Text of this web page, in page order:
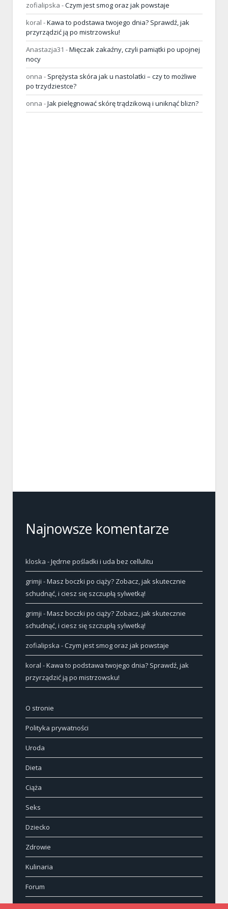
zofialipska -Czym jest smog oraz jak powstaje
koral -Kawa to podstawa twojego dnia? Sprawdź, jak
przyrządzić ją po mistrzowsku!
Anastazja31 -Mięczak zakaźny, czyli pamiątki po upojnej
nocy
onna - Sprężysta skóra jak u nastolatki – czy to możliwe
po trzydziestce?
onna -Jak pielęgnować skórę trądzikową i uniknąć blizn?
Najnowsze komentarze
kloska -Jędrne pośladki i uda bez cellulitu
grimji -Masz boczki po ciąży? Zobacz, jak skutecznie
schudnąć, i ciesz się szczupłą sylwetką!
grimji -Masz boczki po ciąży? Zobacz, jak skutecznie
schudnąć, i ciesz się szczupłą sylwetką!
zofialipska -Czym jest smog oraz jak powstaje
koral -Kawa to podstawa twojego dnia? Sprawdź, jak
przyrządzić ją po mistrzowsku!
O stronie
Polityka prywatności
Uroda
Dieta
Ciąża
Seks
Dziecko
Zdrowie
Kulinaria
Forum